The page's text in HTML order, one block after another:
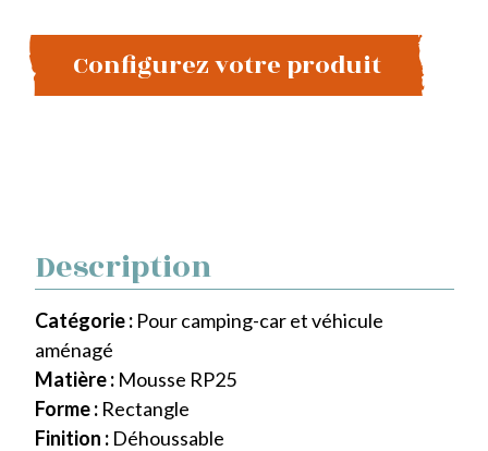
Configurez votre produit
Description
Catégorie : Pour camping-car et véhicule
aménagé
Matière : Mousse RP25
Forme : Rectangle
Finition : Déhoussable